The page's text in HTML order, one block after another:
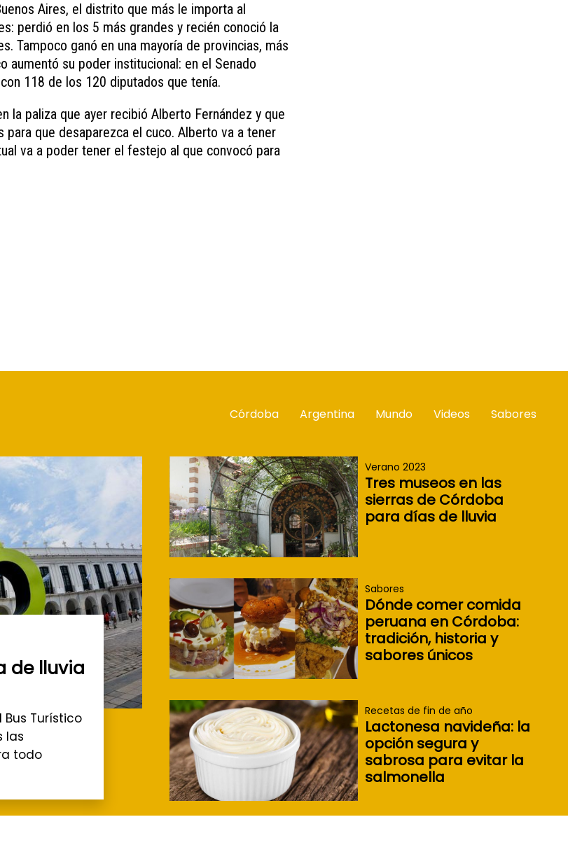
Aires, el distrito que más le importa al
perdió en los 5 más grandes y recién conoció la
Tampoco ganó en una mayoría de provincias, más
aumentó su poder institucional: en el Senado
118 de los 120 diputados que tenía.
la paliza que ayer recibió Alberto Fernández y que
que desaparezca el cuco. Alberto va a tener
va a poder tener el festejo al que convocó para